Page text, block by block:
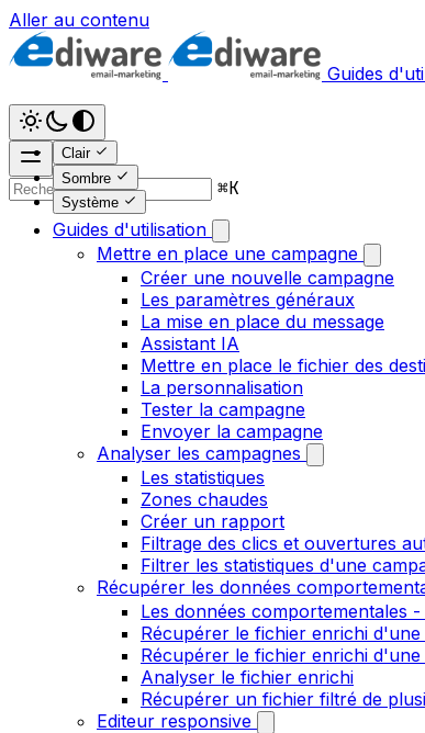
Aller au contenu
Guides
Clair
Sombre
Système
⌘K
Guides d'utilisation
Mettre en place une campagne
Créer une nouvelle campagne
Les paramètres généraux
La mise en place du message
Assistant IA
Mettre en place le fichier des
La personnalisation
Tester la campagne
Envoyer la campagne
Analyser les campagnes
Les statistiques
Zones chaudes
Créer un rapport
Filtrage des clics et ouvertures
Filtrer les statistiques d'une
Récupérer les données
Les données comportementales
Récupérer le fichier enrichi
Récupérer le fichier enrichi d'une
Analyser le fichier enrichi
Récupérer un fichier filtré de
Editeur responsive